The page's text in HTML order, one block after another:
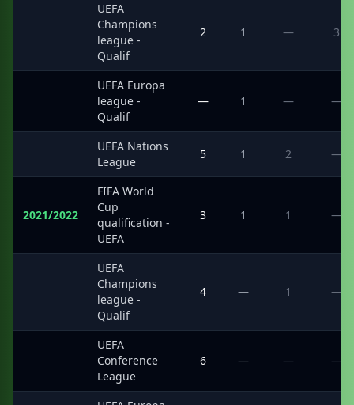
UEFA
Champions
league -
Qualif
2 1 — 3
UEFA Europa
league -
Qualif
— 1 — —
UEFA Nations
League
5 1 2 —
2021/2022
FIFA World
Cup
qualification -
UEFA
3 1 1 —
UEFA
Champions
league -
Qualif
4 — 1 —
UEFA
Conference
League
6 — — —